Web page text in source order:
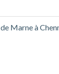
Marne à